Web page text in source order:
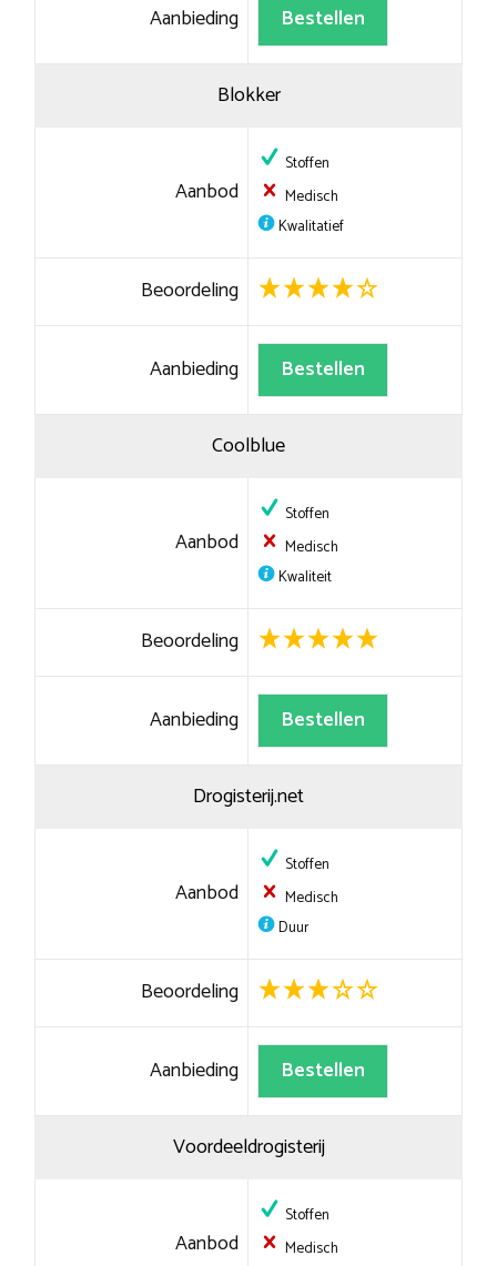
Aanbieding Bestellen
Blokker
Aanbod
Stoffen
Medisch
Kwalitatief
Beoordeling
Aanbieding Bestellen
Coolblue
Aanbod
Stoffen
Medisch
Kwaliteit
Beoordeling
Aanbieding Bestellen
Drogisterij.net
Aanbod
Stoffen
Medisch
Duur
Beoordeling
Aanbieding Bestellen
Voordeeldrogisterij
Aanbod
Stoffen
Medisch